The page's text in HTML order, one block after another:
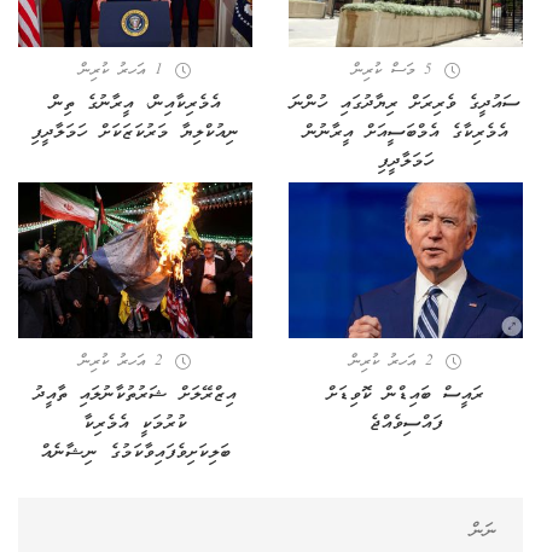
5 މަސް ކުރިން
ސައުދީގެ ވެރިރަށް ރިޔާދުގައި ހުންނަ
އެމެރިކާގެ އެމްބަސީއަށް އީރާނުން
ހަމަލާދީފި
1 އަހރު ކުރިން
އެމެރިކާއިން، އީރާނުގެ ތިން
ނިއުކްލިޔާ މަރުކަޒަކަށް ހަމަލާދީފި
2 އަހރު ކުރިން
ރައީސް ބައިޑްން ކޮވިޑަށް
ފައްސިވެއްޖެ
2 އަހރު ކުރިން
އިޒްރޭލަށް ޝަރުތުކާނުލައި ތާއީދު
ކުރުމަކީ އެމެރިކާ
ބަލިކަށިވެފައިވާކަމުގެ ނިޝާނެއް